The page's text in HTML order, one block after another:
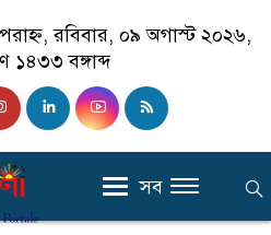
রবিবার, ০৯ অগাস্ট ২০২৬,
১৪৩৩ বঙ্গাব্দ
সব